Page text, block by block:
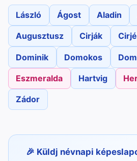
László Ágost Aladin
Augusztusz Cirják
Dominik Domokos
Eszmeralda Hartvig
Zádor
Küldj névnapi